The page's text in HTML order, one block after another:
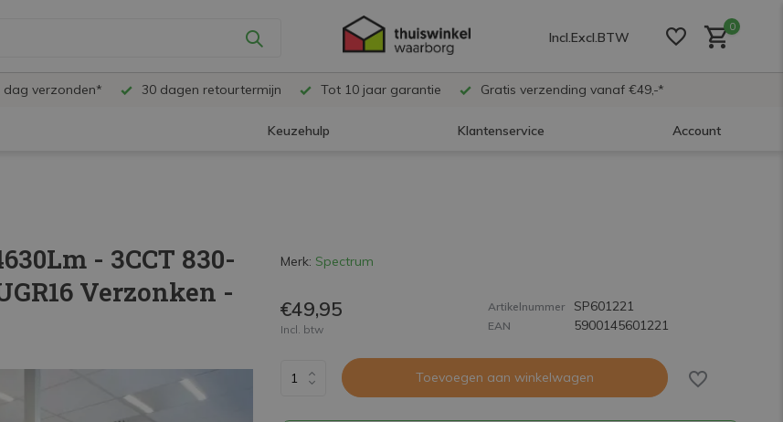
Incl.Excl.BTW
0
dag verzonden* 30 dagen retourtermijn Tot 10 jaar garantie Gratis verzending vanaf €49,-*
Keuzehulp Klantenservice Account
- 3CCT 830-
Verzonken -
Merk: Spectrum
€49,95
Incl. btw
Artikelnummer SP601221
EAN 5900145601221
Toevoegen aan winkelwagen